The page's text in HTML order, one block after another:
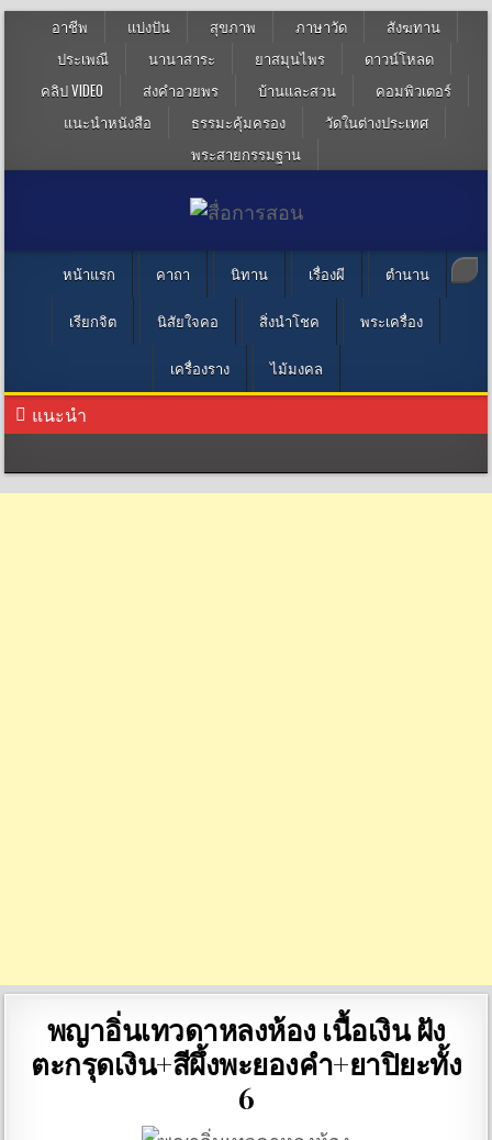
อาชีพ แบ่งปัน สุขภาพ ภาษาวัด
สังฆทาน
ประเพณี
นานาสาระ ยาสมุนไพร
ดาวน์โหลด
คลิป VIDEO
ส่งคำอวยพร บ้านและสวน
คอมพิวเตอร์
แนะนำหนังสือ
ธรรมะคุ้มครอง
วัดในต่างประเทศ
พระสายกรรมฐาน
หน้าแรก คาถา นิทาน เรื่องผี ตำนาน
เรียกจิต นิสัยใจคอ สิ่งนำโชค พระเครื่อง
เครื่องราง ไม้มงคล
แนะนำ
พญาอิ่นเทวดาหลงห้อง เนื้อเงิน ฝัง
ตะกรุดเงิน+สีผึ้งพะยองคำ+ยาปิยะทั้ง
6